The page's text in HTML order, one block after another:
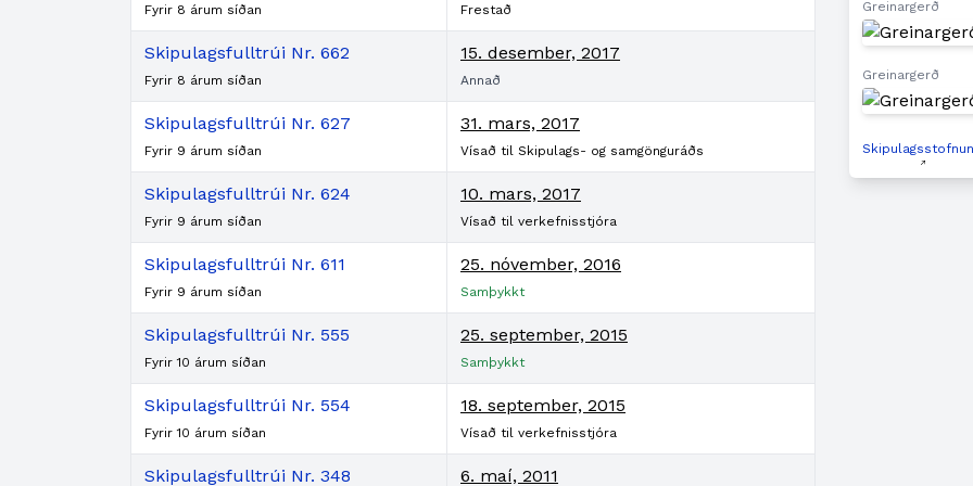
Fyrir 8 árum síðan Frestað
Skipulagsfulltrúi Nr. 662
Fyrir 8 árum síðan
15. desember, 2017
Annað
Skipulagsfulltrúi Nr. 627
Fyrir 9 árum síðan
31. mars, 2017
Vísað til Skipulags- og samgönguráðs
Skipulagsfulltrúi Nr. 624
Fyrir 9 árum síðan
10. mars, 2017
Vísað til verkefnisstjóra
Skipulagsfulltrúi Nr. 611
Fyrir 9 árum síðan
25. nóvember, 2016
Samþykkt
Skipulagsfulltrúi Nr. 555
Fyrir 10 árum síðan
25. september, 2015
Samþykkt
Skipulagsfulltrúi Nr. 554
Fyrir 10 árum síðan
18. september, 2015
Vísað til verkefnisstjóra
Skipulagsfulltrúi Nr. 348 6. maí, 2011
Greinargerð
Greinargerð